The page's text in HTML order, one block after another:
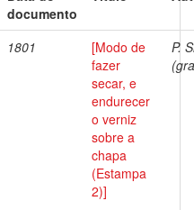
documento
1801
[Modo de
fazer
secar, e
endurecer
o verniz
sobre a
chapa
(Estampa
2)]
P.